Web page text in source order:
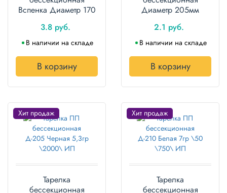
Вспенка Диаметр 170
3.8 руб.
В наличии на складе
В корзину
Диаметр 205мм
2.1 руб.
В наличии на складе
В корзину
Хит продаж
Тарелка
бессекционная
Хит продаж
Тарелка
бессекционная